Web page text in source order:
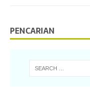
PENCARIAN